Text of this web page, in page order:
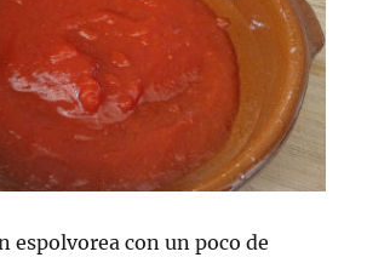
espolvorea con un poco de